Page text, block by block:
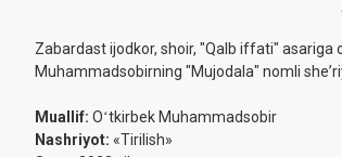
Zabardast ijodkor, shoir, "Qalb iffati" asariga
Muhammadsobirning "Mujodala" nomli
Muallif: Oʻtkirbek Muhammadsobir
Nashriyot: «Tirilish»